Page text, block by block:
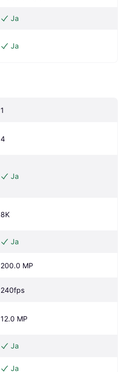
Ja
Ja
1
4
Ja
8K
Ja
200.0 MP
240fps
12.0 MP
Ja
Ja